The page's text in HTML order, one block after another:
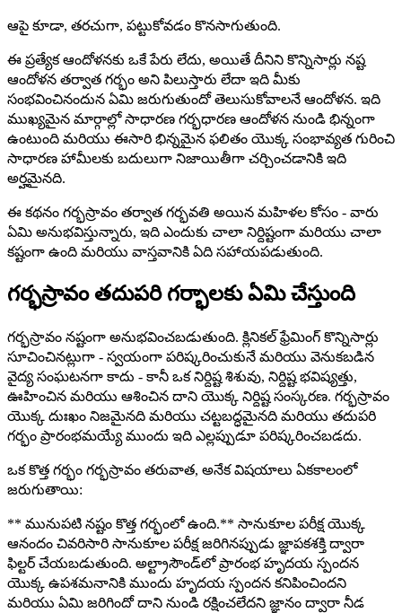
ఆపై కూడా, తరచుగా, పట్టుకోవడం కొనసాగుతుంది.
ఈ ప్రత్యేక ఆందోళనకు ఒకే పేరు లేదు, అయితే దీనిని కొన్నిసార్లు నష్ట
ఆందోళన తర్వాత గర్భం అని పిలుస్తారు లేదా ఇది మీకు
సంభవించినందున ఏమి జరుగుతుందో తెలుసుకోవాలనే ఆందోళన. ఇది
ముఖ్యమైన మార్గాల్లో సాధారణ గర్భధారణ ఆందోళన నుండి భిన్నంగా
ఉంటుంది మరియు ఈసారి భిన్నమైన ఫలితం యొక్క సంభావ్యత గురించి
సాధారణ హామీలకు బదులుగా నిజాయితీగా చర్చించడానికి ఇది
అర్హమైనది.
ఈ కథనం గర్భస్రావం తర్వాత గర్భవతి అయిన మహిళల కోసం - వారు
ఏమి అనుభవిస్తున్నారు, ఇది ఎందుకు చాలా నిర్దిష్టంగా మరియు చాలా
కష్టంగా ఉంది మరియు వాస్తవానికి ఏది సహాయపడుతుంది.
గర్భస్రావం తదుపరి గర్భాలకు ఏమి చేస్తుంది
గర్భస్రావం నష్టంగా అనుభవించబడుతుంది. క్లినికల్ ఫ్రేమింగ్ కొన్నిసార్లు
సూచించినట్లుగా - స్వయంగా పరిష్కరించుకునే మరియు వెనుకబడిన
వైద్య సంఘటనగా కాదు - కానీ ఒక నిర్దిష్ట శిశువు, నిర్దిష్ట భవిష్యత్తు,
ఊహించిన మరియు ఆశించిన దాని యొక్క నిర్దిష్ట సంస్కరణ. గర్భస్రావం
యొక్క దుఃఖం నిజమైనది మరియు చట్టబద్ధమైనది మరియు తదుపరి
గర్భం ప్రారంభమయ్యే ముందు ఇది ఎల్లప్పుడూ పరిష్కరించబడదు.
ఒక కొత్త గర్భం గర్భస్రావం తరువాత, అనేక విషయాలు ఏకకాలంలో
జరుగుతాయి:
** మునుపటి నష్టం కొత్త గర్భంలో ఉంది.** సానుకూల పరీక్ష యొక్క
ఆనందం చివరిసారి సానుకూల పరీక్ష జరిగినప్పుడు జ్ఞాపకశక్తి ద్వారా
ఫిల్టర్ చేయబడుతుంది. అల్ట్రాసౌండ్‌లో ప్రారంభ హృదయ స్పందన
యొక్క ఉపశమనానికి ముందు హృదయ స్పందన కనిపించిందని
మరియు ఏమి జరిగిందో దాని నుండి రక్షించలేదని జ్ఞానం ద్వారా నీడ